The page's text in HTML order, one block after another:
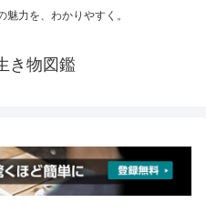
魅力を、わかりやすく。
き物図鑑